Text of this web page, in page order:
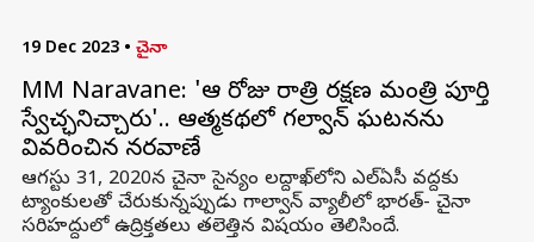
19 Dec 2023 • చైనా
MM Naravane: 'ఆ రోజు రాత్రి రక్షణ మంత్రి పూర్తి
స్వేచ్ఛనిచ్చారు'.. ఆత్మకథలో గల్వాన్ ఘటనను
వివరించిన నరవాణే
ఆగస్టు 31, 2020న చైనా సైన్యం లద్దాఖ్‌లోని ఎల్ఏసీ వద్దకు
ట్యాంకులతో చేరుకున్నప్పుడు గాల్వాన్ వ్యాలీలో భారత్- చైనా
సరిహద్దులో ఉద్రిక్తతలు తలెత్తిన విషయం తెలిసిందే.